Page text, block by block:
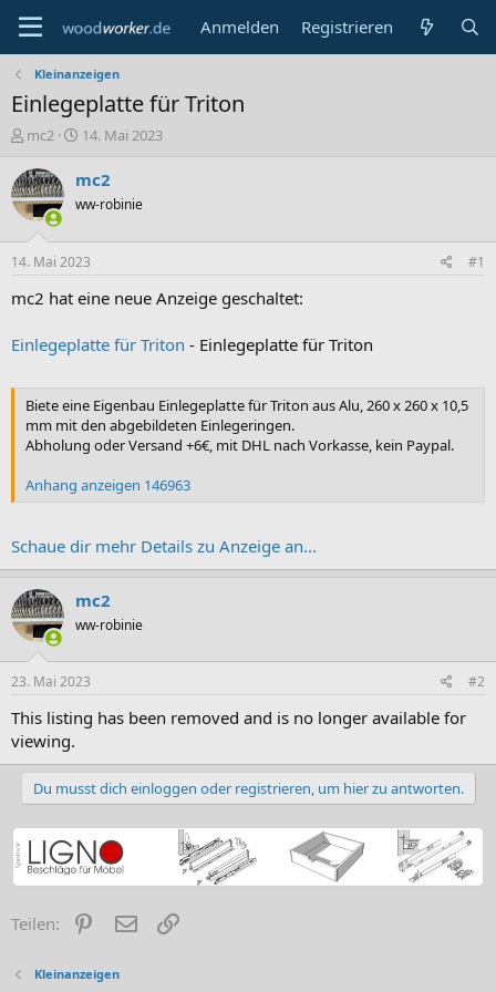
Anmelden Registrieren
Kleinanzeigen
Einlegeplatte für Triton
E
s
t
e
e
r
mc2
E
s
e
l
t
a
14. Mai 2023
mc2
ww-robinie
14. Mai 2023 #1
mc2 hat eine neue Anzeige geschaltet:
Einlegeplatte für Triton - Einlegeplatte für Triton
Biete eine Eigenbau Einlegeplatte für Triton aus Alu, 260 x 260 x 10,5
mm mit den abgebildeten Einlegeringen.
Abholung oder Versand +6€, mit DHL nach Vorkasse, kein Paypal.
Anhang anzeigen 146963
Schaue dir mehr Details zu Anzeige an...
mc2
ww-robinie
23. Mai 2023 #2
This listing has been removed and is no longer available for
viewing.
Du musst dich einloggen oder registrieren, um hier zu antworten.
Teilen: PinterestE-Mail
Kleinanzeigen